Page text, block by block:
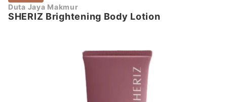
Duta Jaya Makmur
SHERIZ Brightening Body Lotion